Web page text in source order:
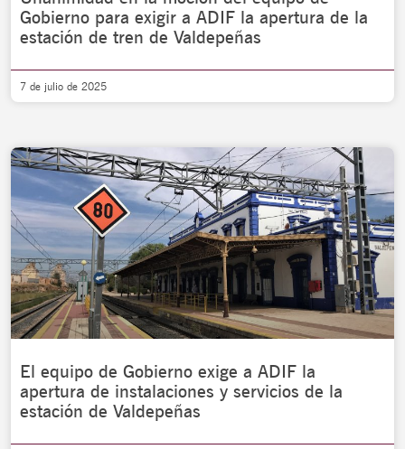
Gobierno para exigir a ADIF la apertura de la
estación de tren de Valdepeñas
7 de julio de 2025
El equipo de Gobierno exige a ADIF la
apertura de instalaciones y servicios de la
estación de Valdepeñas